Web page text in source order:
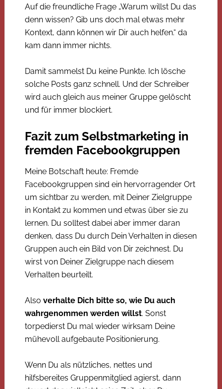
Auf die freundliche Frage „Warum willst Du das
denn wissen? Gib uns doch mal etwas mehr
Kontext, dann können wir Dir auch helfen.“ da
kam dann immer nichts.
Damit sammelst Du keine Punkte. Ich lösche
solche Posts ganz schnell. Und der Schreiber
wird auch gleich aus meiner Gruppe gelöscht
und für immer blockiert.
Fazit zum Selbstmarketing in
fremden Facebookgruppen
Meine Botschaft heute: Fremde
Facebookgruppen sind ein hervorragender Ort
um sichtbar zu werden, mit Deiner Zielgruppe
in Kontakt zu kommen und etwas über sie zu
lernen. Du solltest dabei aber immer daran
denken, dass Du durch Dein Verhalten in diesen
Gruppen auch ein Bild von Dir zeichnest. Du
wirst von Deiner Zielgruppe nach diesem
Verhalten beurteilt.
Also verhalte Dich bitte so, wie Du auch
wahrgenommen werden willst. Sonst
torpedierst Du mal wieder wirksam Deine
mühevoll aufgebaute Positionierung.
Wenn Du als nützliches, nettes und
hilfsbereites Gruppenmitglied agierst, dann